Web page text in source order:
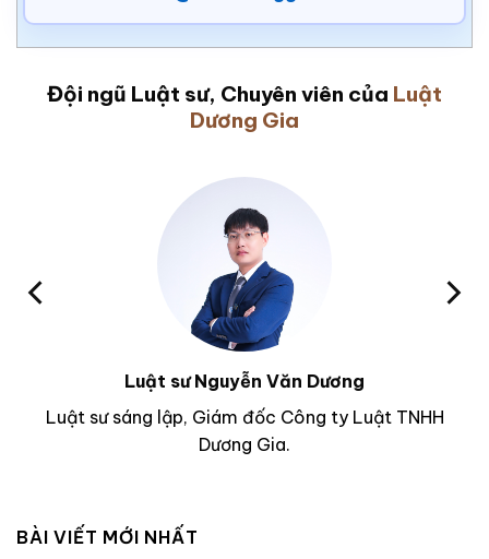
Đội ngũ Luật sư, Chuyên viên của Luật
Dương Gia
Luật sư Nguyễn Văn Dương
Luật sư sáng lập, Giám đốc Công ty Luật TNHH
Dương Gia.
BÀI VIẾT MỚI NHẤT